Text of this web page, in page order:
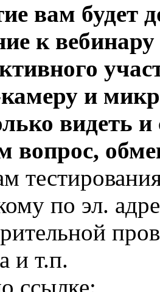
вам будет
к
и
видеть
вопрос,
по эл.
и т.п.